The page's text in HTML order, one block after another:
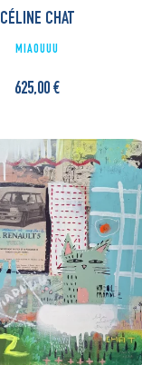
CÉLINE CHAT
MIAOUUU
625,00 €